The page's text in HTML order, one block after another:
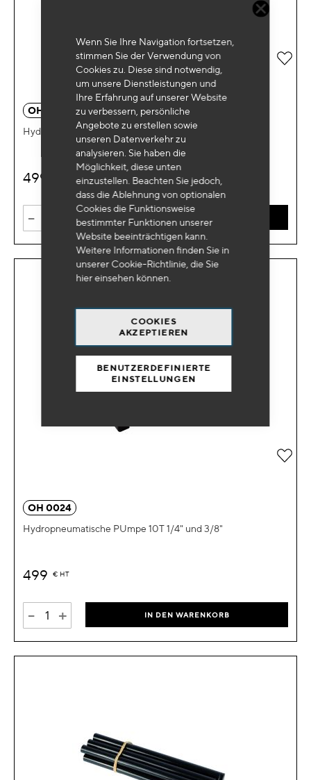
Wenn Sie Ihre Navigation fortsetzen,
stimmen Sie der Verwendung von
Cookies zu. Diese sind notwendig,
um unsere Dienstleistungen und
Ihre Erfahrung auf unserer Website
zu verbessern, persönliche
Angebote zu erstellen sowie
unseren Datenverkehr zu
analysieren. Sie haben die
Möglichkeit, diese unten
einzustellen. Beachten Sie jedoch,
dass die Ablehnung von optionalen
Cookies die Funktionsweise
bestimmter Funktionen unserer
Website beeinträchtigen kann.
Weitere Informationen finden Sie in
unserer Cookie-Richtlinie, die Sie
hiereinsehen können.
COOKIES
AKZEPTIEREN
BENUTZERDEFINIERTE
EINSTELLUNGEN
OH 0014
Hydropneumatische PUmpe 10T 1/4"
499
- IN DEN WARENKORB
Zur
OH 0024
Hydropneumatische PUmpe 10T 1/4" und 3/8"
499 € HT
- + IN DEN WARENKORB
Zur